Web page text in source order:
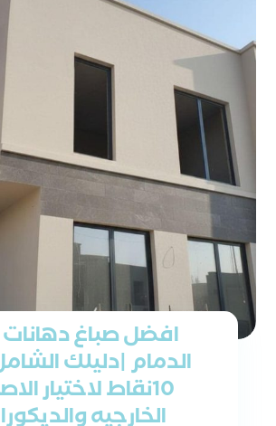
افضل صباغ
الدمام |دليلك
10نقاط لاختيار